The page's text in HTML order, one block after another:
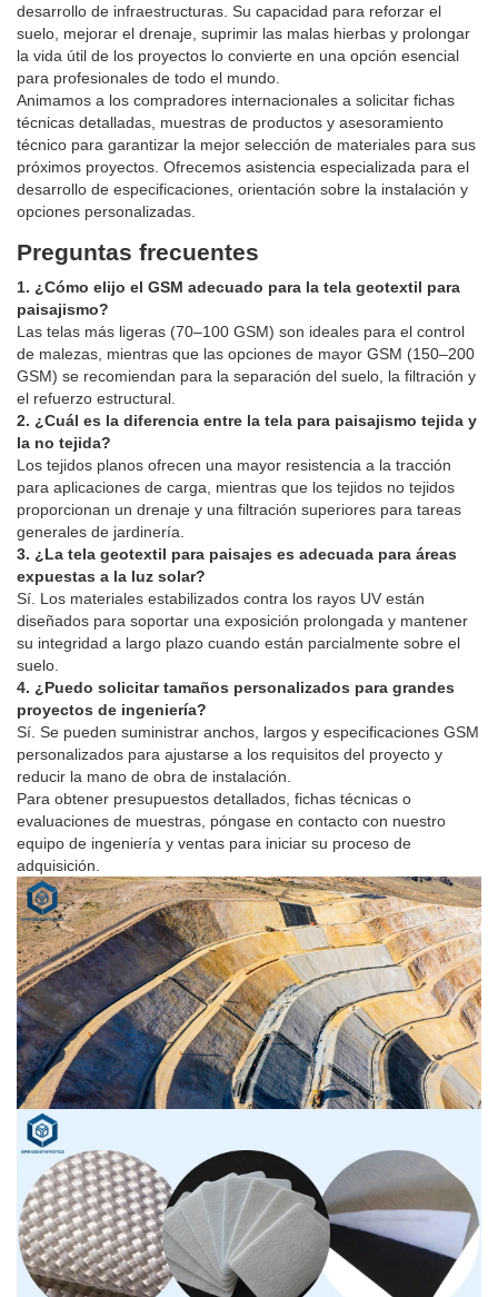
desarrollo de infraestructuras. Su capacidad para reforzar el
suelo, mejorar el drenaje, suprimir las malas hierbas y prolongar
la vida útil de los proyectos lo convierte en una opción esencial
para profesionales de todo el mundo.
Animamos a los compradores internacionales a solicitar fichas
técnicas detalladas, muestras de productos y asesoramiento
técnico para garantizar la mejor selección de materiales para sus
próximos proyectos. Ofrecemos asistencia especializada para el
desarrollo de especificaciones, orientación sobre la instalación y
opciones personalizadas.
Preguntas frecuentes
1. ¿Cómo elijo el GSM adecuado para la tela geotextil para
paisajismo?
Las telas más ligeras (70–100 GSM) son ideales para el control
de malezas, mientras que las opciones de mayor GSM (150–200
GSM) se recomiendan para la separación del suelo, la filtración y
el refuerzo estructural.
2. ¿Cuál es la diferencia entre la tela para paisajismo tejida y
la no tejida?
Los tejidos planos ofrecen una mayor resistencia a la tracción
para aplicaciones de carga, mientras que los tejidos no tejidos
proporcionan un drenaje y una filtración superiores para tareas
generales de jardinería.
3. ¿La tela geotextil para paisajes es adecuada para áreas
expuestas a la luz solar?
Sí. Los materiales estabilizados contra los rayos UV están
diseñados para soportar una exposición prolongada y mantener
su integridad a largo plazo cuando están parcialmente sobre el
suelo.
4. ¿Puedo solicitar tamaños personalizados para grandes
proyectos de ingeniería?
Sí. Se pueden suministrar anchos, largos y especificaciones GSM
personalizados para ajustarse a los requisitos del proyecto y
reducir la mano de obra de instalación.
Para obtener presupuestos detallados, fichas técnicas o
evaluaciones de muestras, póngase en contacto con nuestro
equipo de ingeniería y ventas para iniciar su proceso de
adquisición.